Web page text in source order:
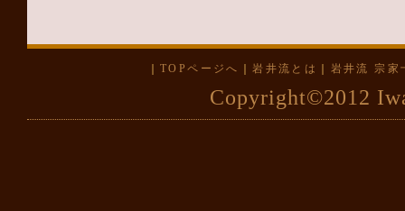
TOPページへ ｜岩井流とは 岩井流 宗家
Copyright©2012